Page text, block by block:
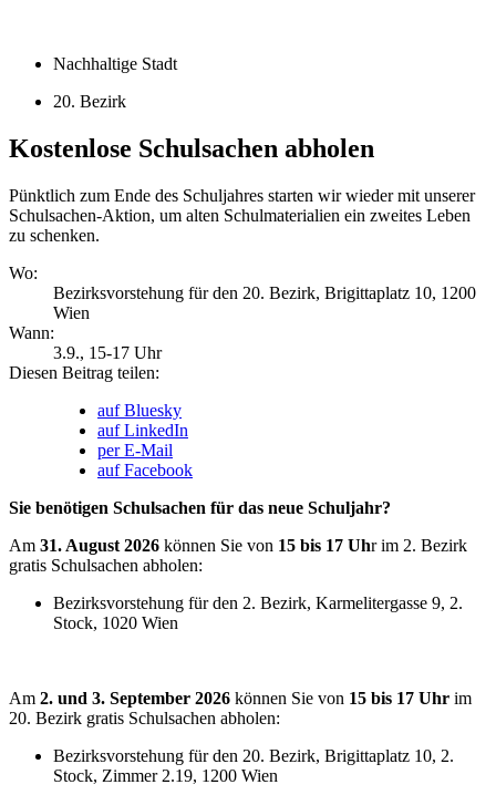
Nachhaltige Stadt
20. Bezirk
Kostenlose Schulsachen abholen
Pünktlich zum Ende des Schuljahres starten wir wieder mit unserer
Schulsachen-Aktion, um alten Schulmaterialien ein zweites Leben
zu schenken.
Wo:
Bezirksvorstehung für den 20. Bezirk, Brigittaplatz 10, 1200
Wien
Wann:
3.9., 15-17 Uhr
Diesen Beitrag teilen:
auf Bluesky
auf LinkedIn
per E-Mail
auf Facebook
Sie benötigen Schulsachen für das neue Schuljahr?
Am 31. August 2026 können Sie von 15 bis 17 Uhr im 2. Bezirk
gratis Schulsachen abholen:
Bezirksvorstehung für den 2. Bezirk, Karmelitergasse 9, 2.
Stock, 1020 Wien
Am 2. und 3. September 2026 können Sie von 15 bis 17 Uhr im
20. Bezirk gratis Schulsachen abholen:
Bezirksvorstehung für den 20. Bezirk, Brigittaplatz 10, 2.
Stock, Zimmer 2.19, 1200 Wien